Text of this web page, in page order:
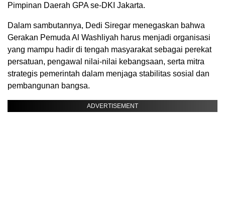
Pimpinan Daerah GPA se-DKI Jakarta.
Dalam sambutannya, Dedi Siregar menegaskan bahwa
Gerakan Pemuda Al Washliyah harus menjadi organisasi
yang mampu hadir di tengah masyarakat sebagai perekat
persatuan, pengawal nilai-nilai kebangsaan, serta mitra
strategis pemerintah dalam menjaga stabilitas sosial dan
pembangunan bangsa.
ADVERTISEMENT